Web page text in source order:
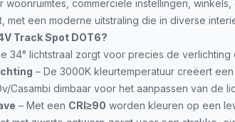
woonruimtes, commerciële instellingen,
met een moderne uitstraling die in diverse
Track Spot DOT6?
34° lichtstraal zorgt voor precies de
– De 3000K kleurtemperatuur creëert
Casambi dimbaar voor het aanpassen van de
– Met een CRI≥90 worden kleuren op een